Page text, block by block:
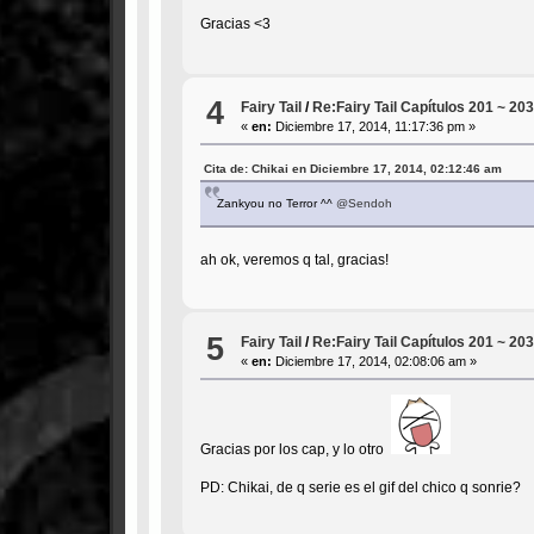
Gracias <3
4 Fairy Tail /Re:Fairy Tail Capítulos 201 ~ 203
«en: Diciembre 17, 2014, 11:17:36 pm »
Cita de: Chikai en Diciembre 17, 2014, 02:12:46 am
Zankyou no Terror ^^ @Sendoh
ah ok, veremos q tal, gracias!
5 Fairy Tail / Re:Fairy Tail Capítulos 201 ~ 203
«en: Diciembre 17, 2014, 02:08:06 am »
Gracias por los cap, y lo otro
PD: Chikai, de q serie es el gif del chico q sonrie?